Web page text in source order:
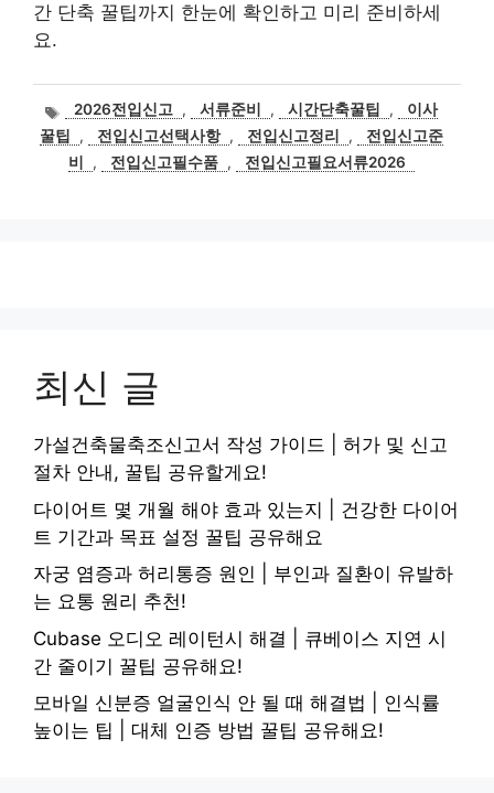
간 단축 꿀팁까지 한눈에 확인하고 미리 준비하세
요.
태
그
2026전입신고 , 서류준비 , 시간단축꿀팁 ,
이사
꿀팁
, 전입신고선택사항 , 전입신고정리 ,
전입신고준
비
, 전입신고필수품 , 전입신고필요서류2026
최신 글
가설건축물축조신고서 작성 가이드 | 허가 및 신고
절차 안내, 꿀팁 공유할게요!
다이어트 몇 개월 해야 효과 있는지 | 건강한 다이어
트 기간과 목표 설정 꿀팁 공유해요
자궁 염증과 허리통증 원인 | 부인과 질환이 유발하
는 요통 원리 추천!
Cubase 오디오 레이턴시 해결 | 큐베이스 지연 시
간 줄이기 꿀팁 공유해요!
모바일 신분증 얼굴인식 안 될 때 해결법 | 인식률
높이는 팁 | 대체 인증 방법 꿀팁 공유해요!